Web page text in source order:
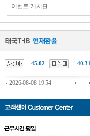
· 이벤트 게시판
45.02 40.31
2026-08-08 19:54